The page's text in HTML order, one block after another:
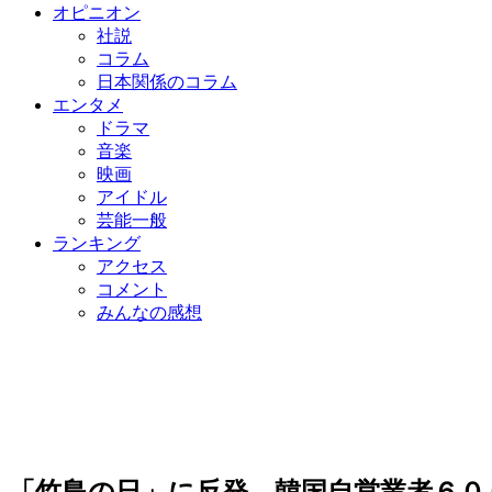
オピニオン
社説
コラム
日本関係のコラム
エンタメ
ドラマ
音楽
映画
アイドル
芸能一般
ランキング
アクセス
コメント
みんなの感想